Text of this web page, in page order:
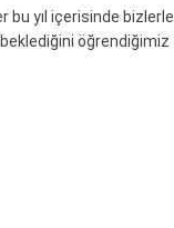
bu yıl içerisinde bizlerle
öğrendiğimiz